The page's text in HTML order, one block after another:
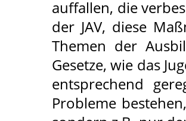
auffallen, die
der JAV, diese
Themen der
Gesetze, wie das
entsprechend
Probleme